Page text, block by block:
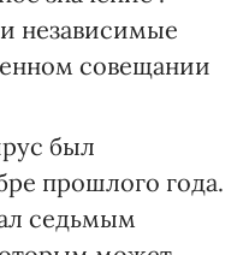
независимые
совещании
был
прошлого года.
седьмым